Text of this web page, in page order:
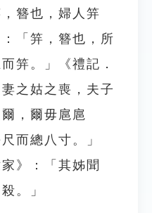
簪也，婦人笄
「笄，簪也，所
笄。」《禮記．
之姑之喪，夫子
，爾毋扈扈
而總八寸。」
》：「其姊聞
。」